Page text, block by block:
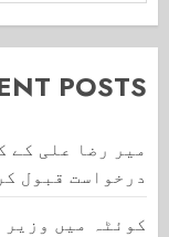
POSTS
میر رضا علی کے
درخواست قبول
کوئٹہ میں